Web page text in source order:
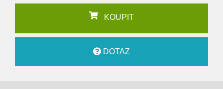
KOUPIT
DOTAZ